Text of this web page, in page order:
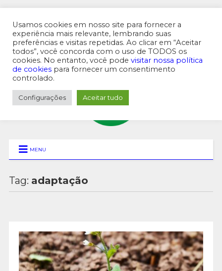
MENU SUPERIOR
MENU
Tag: adaptação
Usamos cookies em nosso site para fornecer a
experiência mais relevante, lembrando suas
preferências e visitas repetidas. Ao clicar em “Aceitar
todos”, você concorda com o uso de TODOS os
cookies. No entanto, você pode visitar nossa política
de cookies para fornecer um consentimento
controlado.
Configurações Aceitar tudo